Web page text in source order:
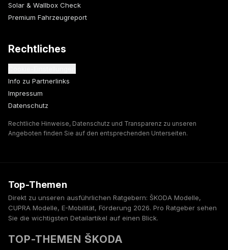
Solar & Wallbox Check
Premium Fahrzeugreport
Rechtliches
Info zu Partnerlinks
Impressum
Datenschutz
Rechtliche Hinweise, Datenschutz und Transparenz zu unseren
Angeboten finden Sie auf den entsprechenden Unterseiten.
Top-Themen
Direkt zu unseren ausführlichen Ratgebern: ŠKODA Modelle,
CUPRA Modelle, E-Mobilität, Förderung 2026. Pro Ratgeber sehen
Sie die wichtigsten Detailartikel auf einen Blick.
TOP-THEMEN ŠKODA